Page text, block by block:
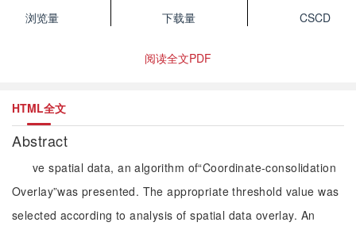
浏览量
下载量
CSCD
阅读全文PDF
HTML全文
Abstract
ve spatial data, an algorithm of“Coordinate-consolidation
Overlay”was presented. The appropriate threshold value was
selected according to analysis of spatial data overlay. An